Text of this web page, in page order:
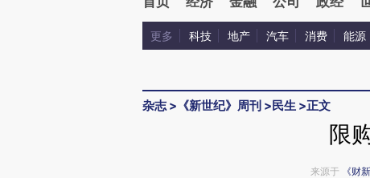
更多 科技 地产 汽车 消费 能源
杂志> 《新世纪》周刊 >民生 >正文
限
来源于 《财